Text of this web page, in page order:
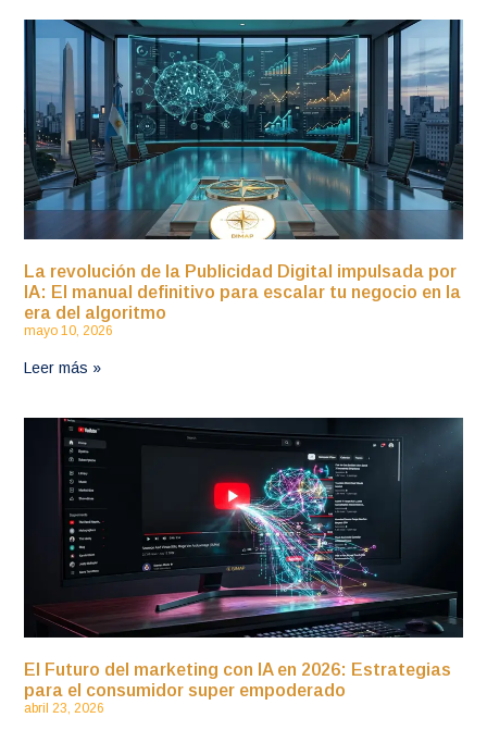
La revolución de la Publicidad Digital impulsada por
IA: El manual definitivo para escalar tu negocio en la
era del algoritmo
mayo 10, 2026
Leer más »
El Futuro del marketing con IA en 2026: Estrategias
para el consumidor super empoderado
abril 23, 2026